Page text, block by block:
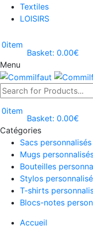
Textiles
LOISIRS
0item
Basket: 0.00€
Menu
0item
Basket: 0.00€
Catégories
Sacs personnalisés
Mugs
Bouteilles
Stylos
T-shirts
Blocs-notes
Accueil